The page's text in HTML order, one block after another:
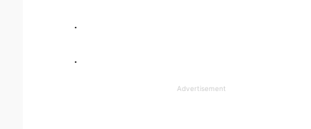
.
.
Advertisement